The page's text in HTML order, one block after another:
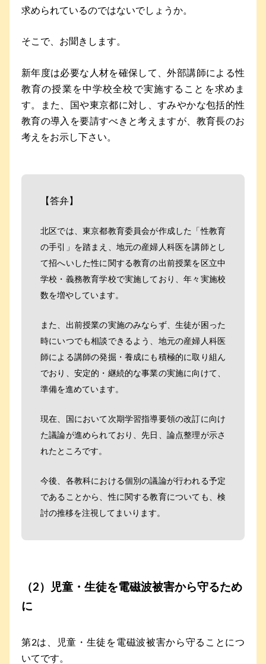
求められているのではないでしょうか。
そこで、お聞きします。
新年度は必要な人材を確保して、外部講師による性
教育の授業を中学校全校で実施することを求めま
す。また、国や東京都に対し、すみやかな包括的性
教育の導入を要請すべきと考えますが、教育長のお
考えをお示し下さい。
【答弁】
北区では、東京都教育委員会が作成した「性教育
の手引」を踏まえ、地元の産婦人科医を講師とし
て招へいした性に関する教育の出前授業を区立中
学校・義務教育学校で実施しており、年々実施校
数を増やしています。
また、出前授業の実施のみならず、生徒が困った
時にいつでも相談できるよう、地元の産婦人科医
師による講師の発掘・養成にも積極的に取り組ん
でおり、安定的・継続的な事業の実施に向けて、
準備を進めています。
現在、国において次期学習指導要領の改訂に向け
た議論が進められており、先日、論点整理が示さ
れたところです。
今後、各教科における個別の議論が行われる予定
であることから、性に関する教育についても、検
討の推移を注視してまいります。
（2）児童・生徒を電磁波被害から守るため
に
第2は、児童・生徒を電磁波被害から守ることにつ
いてです。